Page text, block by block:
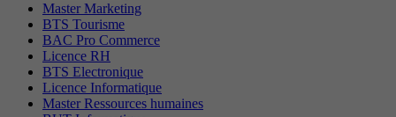
Master Marketing
BTS Tourisme
BAC Pro Commerce
Licence RH
BTS Electronique
Licence Informatique
Master Ressources humaines